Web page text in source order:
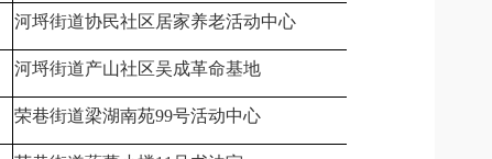
河埒街道协民社区居家养老活动中心
河埒街道产山社区吴成革命基地
荣巷街道梁湖南苑99号活动中心